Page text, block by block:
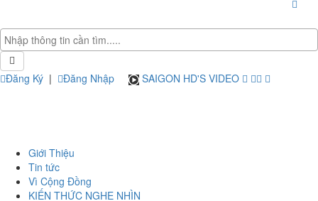
Đăng Ký | Đăng Nhập SAIGON HD'S VIDEO
Giới Thiệu
Tin tức
Vì Cộng Đồng
KIẾN THỨC NGHE NHÌN